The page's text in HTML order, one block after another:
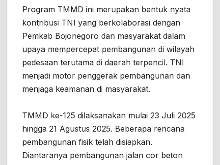
Program TMMD ini merupakan bentuk nyata
kontribusi TNI yang berkolaborasi dengan
Pemkab Bojonegoro dan masyarakat dalam
upaya mempercepat pembangunan di wilayah
pedesaan terutama di daerah terpencil. TNI
menjadi motor penggerak pembangunan dan
menjaga keamanan di masyarakat.
TMMD ke-125 dilaksanakan mulai 23 Juli 2025
hingga 21 Agustus 2025. Beberapa rencana
pembangunan fisik telah disiapkan.
Diantaranya pembangunan jalan cor beton